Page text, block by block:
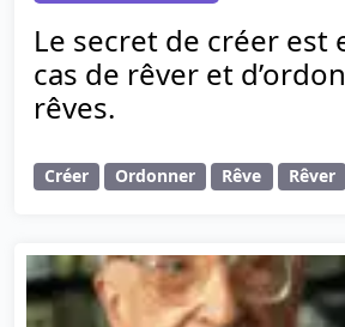
Le secret de créer est
cas de rêver et
rêves.
Créer Ordonner Rêve Rêver